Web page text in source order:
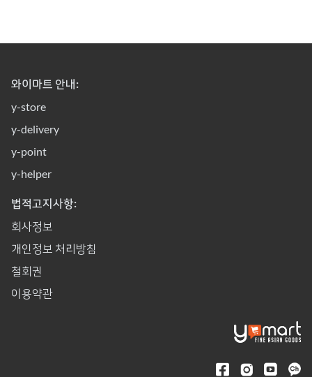
와이마트 안내:
y-store
y-delivery
y-point
y-helper
법적고지사항:
회사정보
개인정보 처리방침
철회권
이용약관